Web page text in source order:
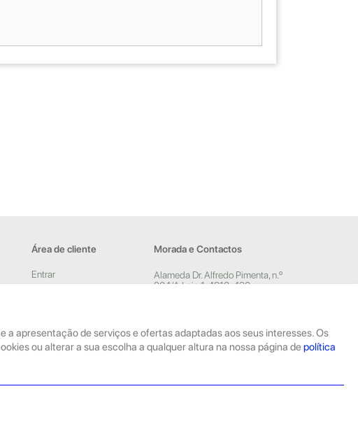
apresentação de serviços e ofertas adaptadas aos seus interesses. Os
ou alterar a sua escolha a qualquer altura na nossa página de política
Área de cliente
Entrar
Morada e Contactos
Alameda Dr. Alfredo Pimenta, n.º
204/A Loja 1, 4810-420
geral@geekstore.pt
253 715 974